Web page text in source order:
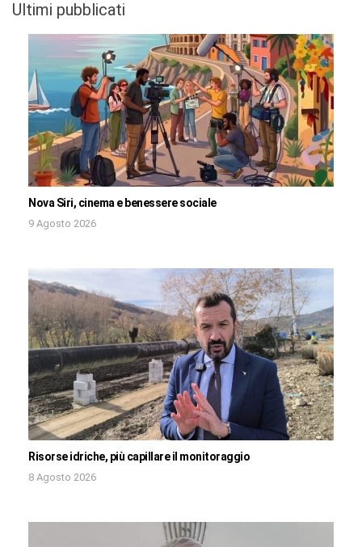
Ultimi pubblicati
Nova Siri, cinema e benessere sociale
9 Agosto 2026
Risorse idriche, più capillare il monitoraggio
8 Agosto 2026